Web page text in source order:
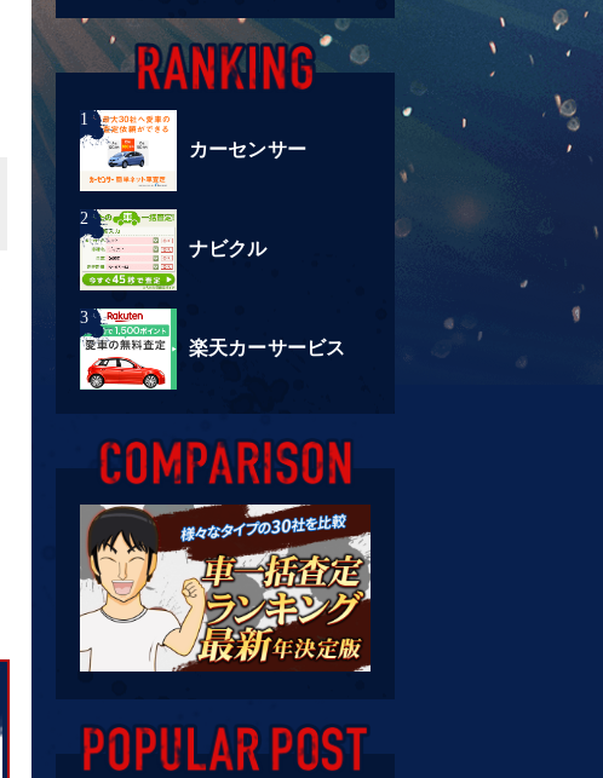
カーセンサー
ナビクル
楽天カーサービス